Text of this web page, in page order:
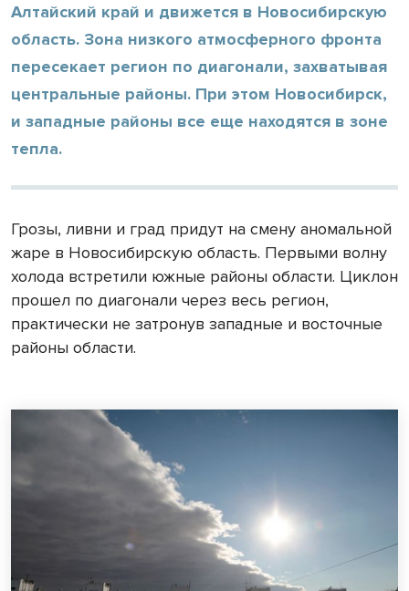
Алтайский край и движется в Новосибирскую
область. Зона низкого атмосферного фронта
пересекает регион по диагонали, захватывая
центральные районы. При этом Новосибирск,
и западные районы все еще находятся в зоне
тепла.
Грозы, ливни и град придут на смену аномальной
жаре в Новосибирскую область. Первыми волну
холода встретили южные районы области. Циклон
прошел по диагонали через весь регион,
практически не затронув западные и восточные
районы области.